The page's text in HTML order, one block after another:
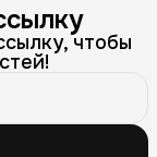
чтобы